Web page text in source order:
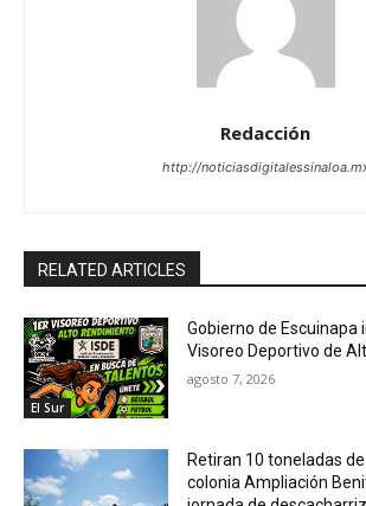
Redacción
http://
RELATED ARTICLES
El Sur
Gobierno de Escuinapa
Visoreo Deportivo de
agosto 7, 2026
Retiran 10 toneladas
colonia Ampliación